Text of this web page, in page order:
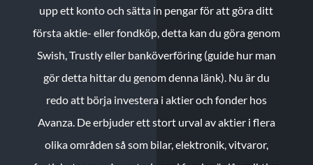
upp ett konto och sätta in pengar för att göra ditt
första aktie- eller fondköp, detta kan du göra genom
Swish, Trustly eller banköverföring (guide hur man
gör detta hittar du genom denna länk). Nu är du
redo att börja investera i aktier och fonder hos
Avanza. De erbjuder ett stort urval av aktier i flera
olika områden så som bilar, elektronik, vitvaror,